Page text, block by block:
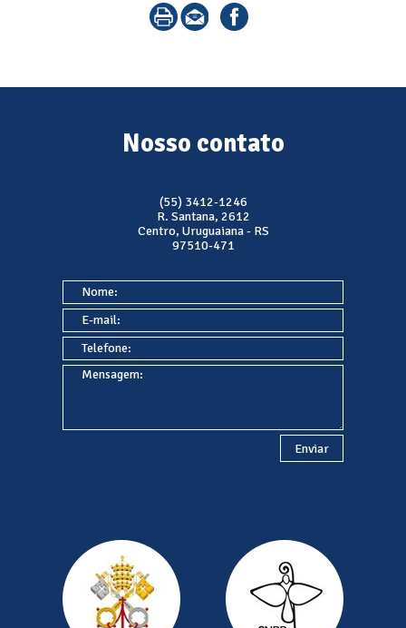
Nosso contato
(55) 3412-1246
R. Santana, 2612
Centro, Uruguaiana - RS
97510-471